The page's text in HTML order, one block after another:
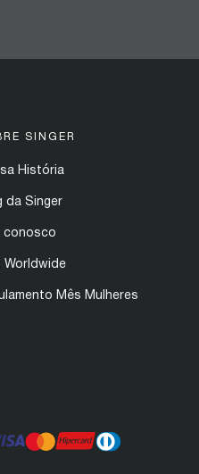
SINGER
História
da Singer
conosco
Worldwide
Mês Mulheres